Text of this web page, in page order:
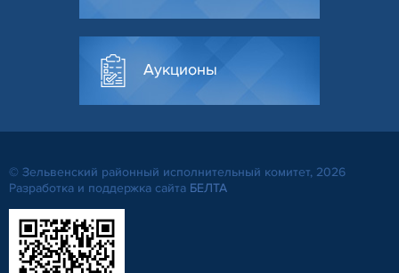
Аукционы
© Зельвенский районный исполнительный комитет, 2026
Разработка и поддержка сайта БЕЛТА